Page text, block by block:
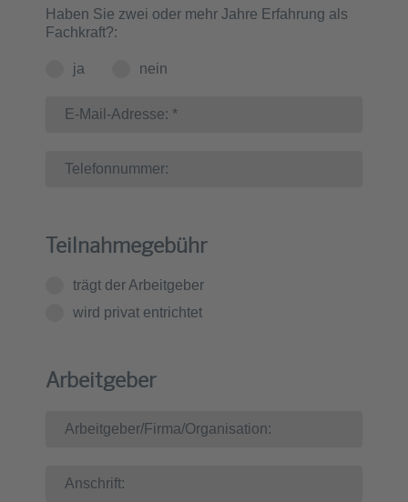
Haben Sie zwei oder mehr Jahre Erfahrung als
Fachkraft?:
ja nein
Teilnahmegebühr
trägt der Arbeitgeber
wird privat entrichtet
Arbeitgeber